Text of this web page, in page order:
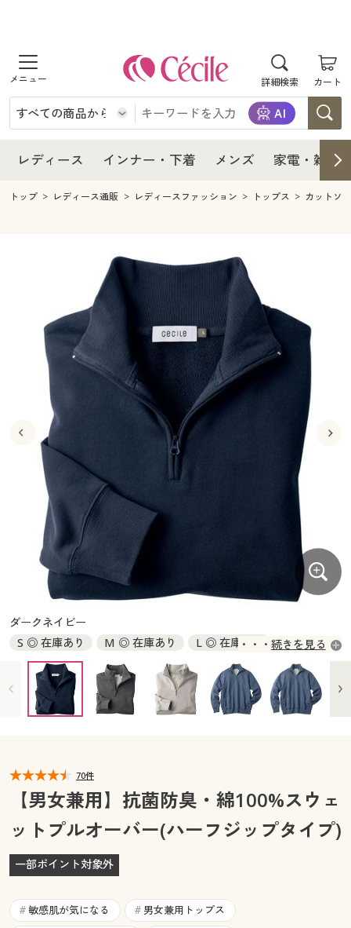
詳細検索 カート
商品を探す
レディース
レディースファッション
インナー・下着
インナー・下着通販すべて
ジュニア・ティーンズ下着
メンズ
メンズファッション
メンズ下着
家電・雑貨すべて
家電
キッチン・雑貨・日用品
寝具・インテリア・家具
寝具・インテリア・家具通販すべて
家具・収納
寝具・ベッド
カーテン・ラグ・ファブリック
美容・健康
美容・健康通販すべて
美容・健康・サプリメント
制服・スクール
制服・スクールすべて
制服・学生服
ジュニア・ティーンズ下着
大きいサイズ
大きいサイズ通販すべて
大きいサイズ レディース服
大きいサイズ レディース下着
大きいサイズ メンズ
大きいサイズ 事務・制服
バーゲン
バーゲンセール
シークレットセール
詳細検索
商品カテゴリ一覧
カタログ
カタログ・チラシからのご注文
デジタルカタログ
カタログ無料プレゼント
マイページ
閲覧履歴
お気に入り
サポート
レディース インナー・下着 メンズ 家電・雑貨
レディース
レディース通販すべて
レディースファッション
インナー・下着
インナー・下着通販すべて
ジュニア・ティーンズ下着
メンズ
キッチン・雑貨・日用品
寝具・インテリア・家具通販すべて
家具・収納
寝具・ベッド
カーテン・ラグ・ファブリック
美容・健康通販すべて
美容・健康・サプリメント
制服・スクール
制服・スクールすべて
制服・学生服
ジュニア・ティーンズ下着
大きいサイズ
大きいサイズ通販すべて
大きいサイズ レディース服
大きいサイズ レディース下着
大きいサイズ メンズ
大きいサイズ 事務・制服
バーゲン
バーゲンセール
シークレットセール
詳細検索
商品カテゴリ一覧
カタログ
カタログ・チラシからのご注文
カタログ無料プレゼント
会員メニュー
閲覧履歴
お気に入り
サポート
トップ レディース通販 レディースファッション トップス カットソ
ダークネイビー
S ◎ 在庫あり
M ◎ 在庫あり
L ◎ 在庫あり
LL ◎ 在庫あり
3L ◎ 在庫あり
5L ◎ 在庫あり
7L × 完売
続きを見る
70件
【男女兼用】抗菌防臭・綿100%スウェ
ットプルオーバー(ハーフジップタイプ)
一部ポイント対象外
# 敏感肌が気になる # 男女兼用トップス